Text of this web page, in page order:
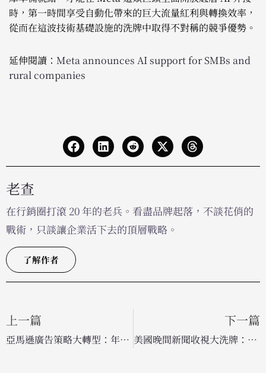
時，第一時間享受自動化帶來的巨大流量紅利與轉換效率，
從而在這波技術基礎設施的洗牌中取得不對稱的競爭優勢。
延伸閱讀： Meta announces AI support for SMBs and
rural companies
老查
在行銷圈打滾 20 年的老兵。看盡品牌起落，不談花俏的
戰術，只談讓企業活下去的頂層戰略。
了解作者
上一篇
亞馬遜廣告策略大轉型：年度預售活動不再只賣內容，數據與廣告技術成核心武器
下一篇
美國晚間新聞收視大洗牌：NBC 強勢追趕 ABC，廣告核心受眾成為關鍵戰場